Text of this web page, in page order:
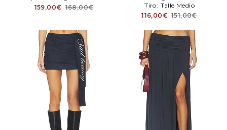
159,00€ 168,00€
Tiro: Talle Medio
116,00€ 151,00€